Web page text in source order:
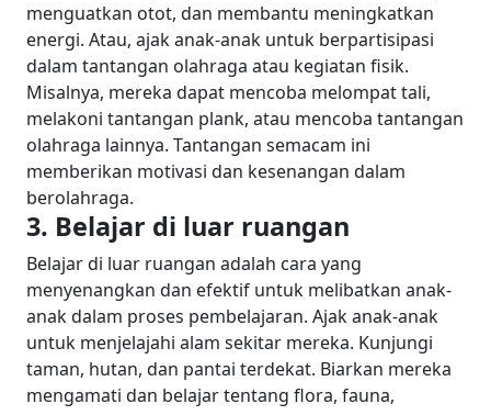
menguatkan otot, dan membantu meningkatkan
energi. Atau, ajak anak-anak untuk berpartisipasi
dalam tantangan olahraga atau kegiatan fisik.
Misalnya, mereka dapat mencoba melompat tali,
melakoni tantangan plank, atau mencoba tantangan
olahraga lainnya. Tantangan semacam ini
memberikan motivasi dan kesenangan dalam
berolahraga.
3. Belajar di luar ruangan
Belajar di luar ruangan adalah cara yang
menyenangkan dan efektif untuk melibatkan anak-
anak dalam proses pembelajaran. Ajak anak-anak
untuk menjelajahi alam sekitar mereka. Kunjungi
taman, hutan, dan pantai terdekat. Biarkan mereka
mengamati dan belajar tentang flora, fauna,